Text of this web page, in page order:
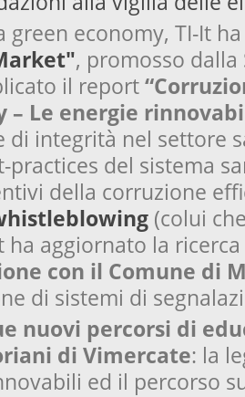
green economy, TI-It
, promosso dalla
il report
– Le energie
di integrità nel settore
practices del sistema
della corruzione
(colui
ha aggiornato la
con il Comune di
di sistemi di
nuovi percorsi di
di Vimercate: la
ed il percorso